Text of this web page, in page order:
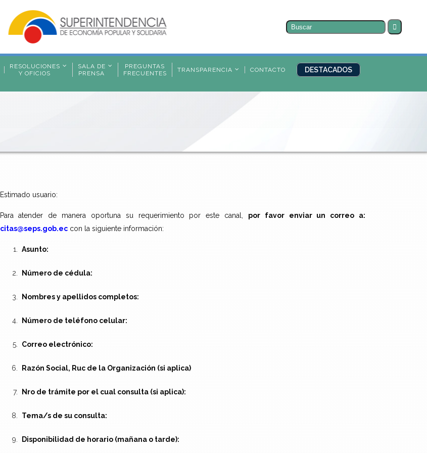
Buscar
RESOLUCIONES
Y OFICIOS
SALA DE
PRENSA
PREGUNTAS
FRECUENTES
TRANSPARENCIA CONTACTO DESTACADOS
Estimado usuario:
Para atender de manera oportuna su requerimiento por este canal, por favor enviar un correo a:
citas@seps.gob.eccon la siguiente información:
Asunto:
Número de cédula:
Nombres y apellidos completos:
Número de teléfono celular:
Correo electrónico:
Razón Social, Ruc de la Organización (si aplica)
Nro de trámite por el cual consulta (si aplica):
Tema/s de su consulta:
Disponibilidad de horario (mañana o tarde):